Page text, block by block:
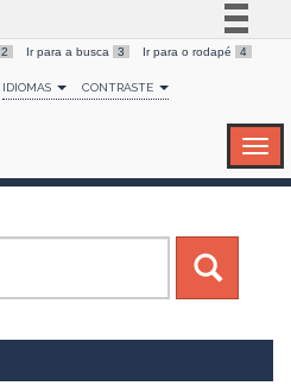
Simplifique!
Comunica BR
Canais
2 Ir para a busca 3 Ir para o rodapé 4
IDIOMAS CONTRASTE